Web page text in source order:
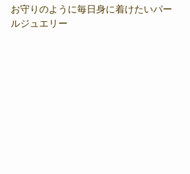
お守りのように毎日身に着けたいパー
ルジュエリー